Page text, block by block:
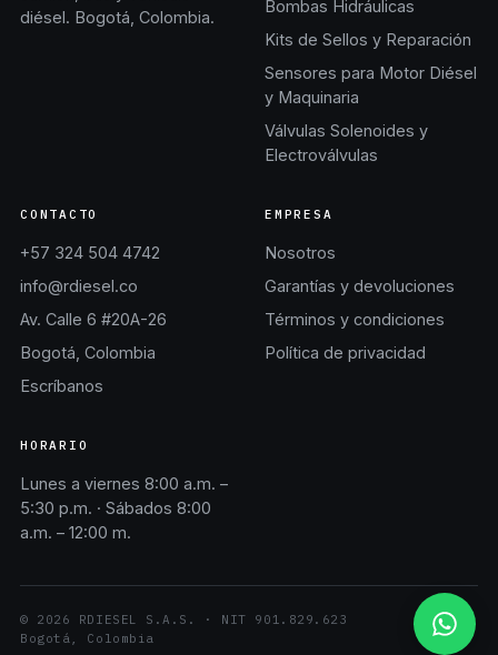
diésel. Bogotá, Colombia.
Bombas Hidráulicas
Kits de Sellos y Reparación
Sensores para Motor Diésel
y Maquinaria
Válvulas Solenoides y
Electroválvulas
CONTACTO
+57 324 504 4742
info@rdiesel.co
Av. Calle 6 #20A-26
Bogotá, Colombia
Escríbanos
EMPRESA
Nosotros
Garantías y devoluciones
Términos y condiciones
Política de privacidad
HORARIO
Lunes a viernes 8:00 a.m. –
5:30 p.m. · Sábados 8:00
a.m. – 12:00 m.
© 2026 RDIESEL S.A.S. · NIT 901.829.623
Bogotá, Colombia